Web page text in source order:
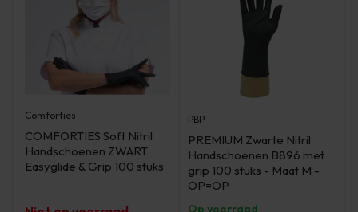
Comforties
COMFORTIES Soft Nitril
Handschoenen ZWART
Easyglide & Grip 100 stuks
PBP
PREMIUM Zwarte Nitril
Handschoenen B896 met
grip 100 stuks - Maat M -
OP=OP
Op voorraad